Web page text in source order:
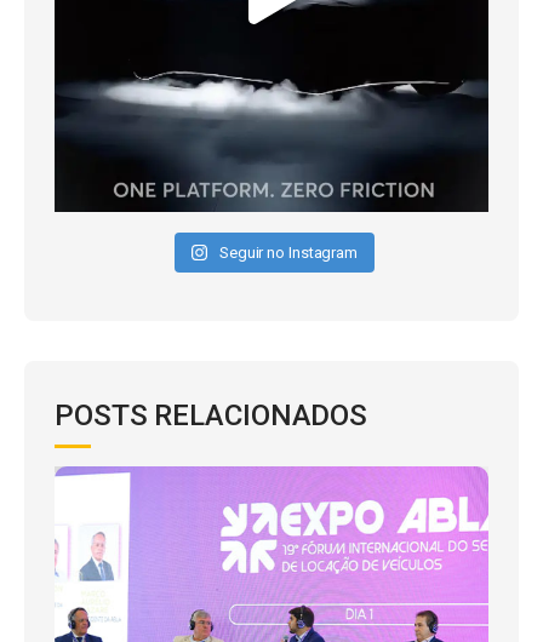
Seguir no Instagram
POSTS RELACIONADOS